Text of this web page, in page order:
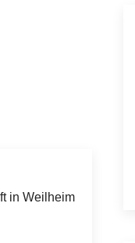
in Weilheim